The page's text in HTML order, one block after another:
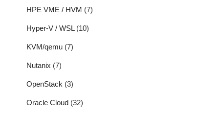
HPE VME / HVM (7)
Hyper-V / WSL(10)
KVM/qemu (7)
Nutanix (7)
OpenStack (3)
Oracle Cloud (32)